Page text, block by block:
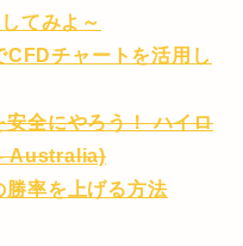
てみよ～
CFDチャートを活用し
全にやろう！ ハイロ
Australia)
勝率を上げる方法